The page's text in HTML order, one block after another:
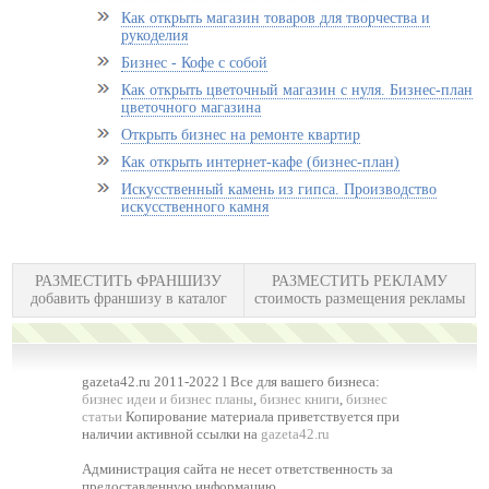
Как открыть магазин товаров для творчества и
рукоделия
Бизнес - Кофе с собой
Как открыть цветочный магазин с нуля. Бизнес-план
цветочного магазина
Открыть бизнес на ремонте квартир
Как открыть интернет-кафе (бизнес-план)
Искусственный камень из гипса. Производство
искусственного камня
РАЗМЕСТИТЬ ФРАНШИЗУ
добавить франшизу в каталог
РАЗМЕСТИТЬ РЕКЛАМУ
стоимость размещения рекламы
gazeta42.ru 2011-2022 l Все для вашего бизнеса:
бизнес идеи и бизнес планы,бизнес книги,бизнес
статьи Копирование материала приветствуется при
наличии активной ссылки на gazeta42.ru
Администрация сайта не несет ответственность за